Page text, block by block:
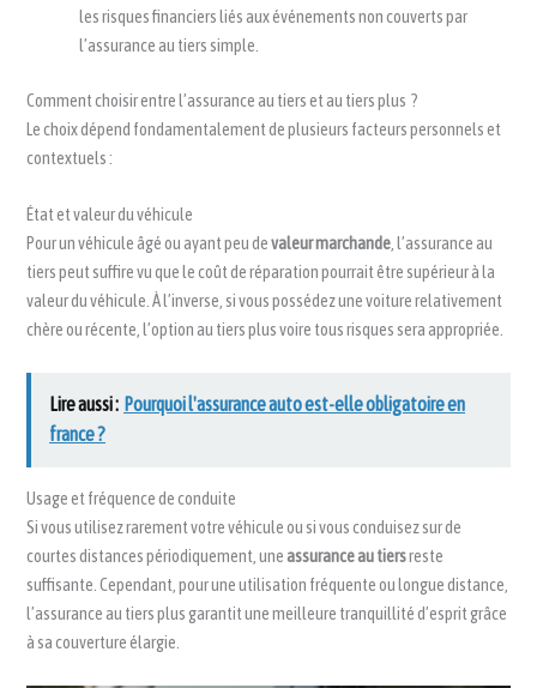
les risques financiers liés aux événements non couverts par
l’assurance au tiers simple.
Comment choisir entre l’assurance au tiers et au tiers plus ?
Le choix dépend fondamentalement de plusieurs facteurs personnels et
contextuels :
État et valeur du véhicule
Pour un véhicule âgé ou ayant peu devaleur marchande , l’assurance au
tiers peut suffire vu que le coût de réparation pourrait être supérieur à la
valeur du véhicule. À l’inverse, si vous possédez une voiture relativement
chère ou récente, l’option au tiers plus voire tous risques sera appropriée.
Lire aussi : Pourquoi l'assurance auto est-elle obligatoire en
france ?
Usage et fréquence de conduite
Si vous utilisez rarement votre véhicule ou si vous conduisez sur de
courtes distances périodiquement, uneassurance au tiersreste
suffisante. Cependant, pour une utilisation fréquente ou longue distance,
l’assurance au tiers plus garantit une meilleure tranquillité d’esprit grâce
à sa couverture élargie.